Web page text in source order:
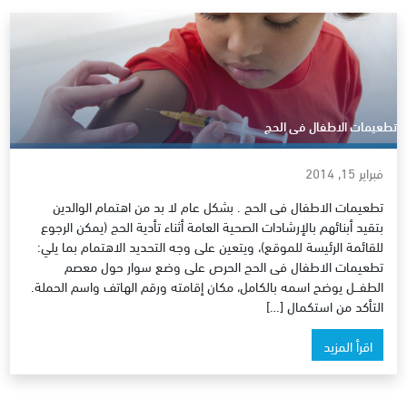
تطعيمات الاطفال فى الحج
فبراير 15, 2014
تطعيمات الاطفال فى الحج . بشكل عام لا بد من اهتمام الوالدين
بتقيد أبنائهم بالإرشادات الصحية العامة أثناء تأدية الحج (يمكن الرجوع
للقائمة الرئيسة للموقع)، ويتعين على وجه التحديد الاهتمام بما يلي:
تطعيمات الاطفال فى الحج الحرص على وضع سوار حول معصم
الطفـــل يوضح اسمه بالكامل، مكان إقامته ورقم الهاتف واسم الحملة.
التأكد من استكمال […]
اقرأ المزيد